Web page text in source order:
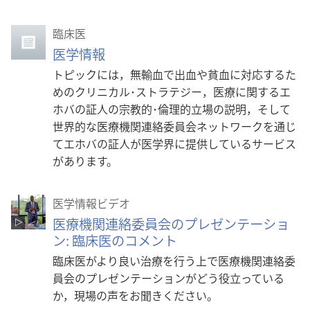
臨床医
医学情報
トピックには，無輸血で出血や貧血に対応するた
めのクリニカル･ストラテジー，医療に関するエ
ホバの証人の宗教的･倫理的立場の説明，そして
世界的な医療機関連絡委員会ネットワークを通じ
てエホバの証人が医学界に提供しているサービス
があります。
医学情報ビデオ
医療機関連絡委員会のプレゼンテーショ
ン: 臨床医のコメント
臨床医がより良い治療を行う上で医療機関連絡委
員会のプレゼンテーションがどう役立っている
か，現場の声をお聞きください。